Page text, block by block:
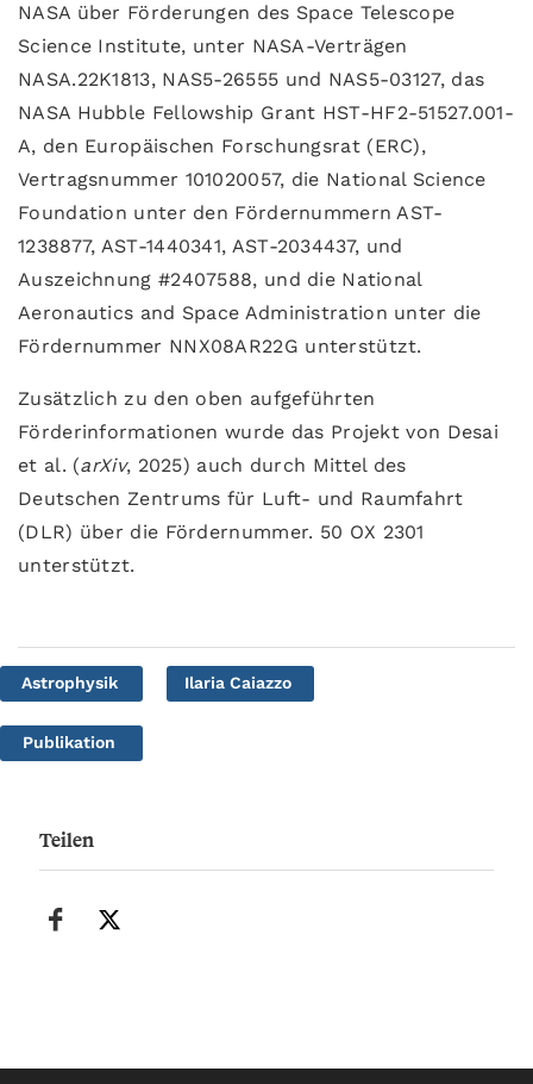
NASA über Förderungen des Space Telescope
Science Institute, unter NASA-Verträgen
NASA.22K1813, NAS5-26555 und NAS5-03127, das
NASA Hubble Fellowship Grant HST-HF2-51527.001-
A, den Europäischen Forschungsrat (ERC),
Vertragsnummer 101020057, die National Science
Foundation unter den Fördernummern AST-
1238877, AST-1440341, AST-2034437, und
Auszeichnung #2407588, und die National
Aeronautics and Space Administration unter die
Fördernummer NNX08AR22G unterstützt.
Zusätzlich zu den oben aufgeführten
Förderinformationen wurde das Projekt von Desai
et al. (arXiv, 2025) auch durch Mittel des
Deutschen Zentrums für Luft- und Raumfahrt
(DLR) über die Fördernummer. 50 OX 2301
unterstützt.
Astrophysik Ilaria Caiazzo
Publikation
Teilen